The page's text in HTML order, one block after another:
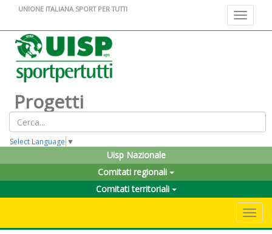
Toggle
UNIONE ITALIANA SPORT PER TUTTI
Progetti
Select Language ▼
Uisp Nazionale
Comitati regionali
Comitati territoriali